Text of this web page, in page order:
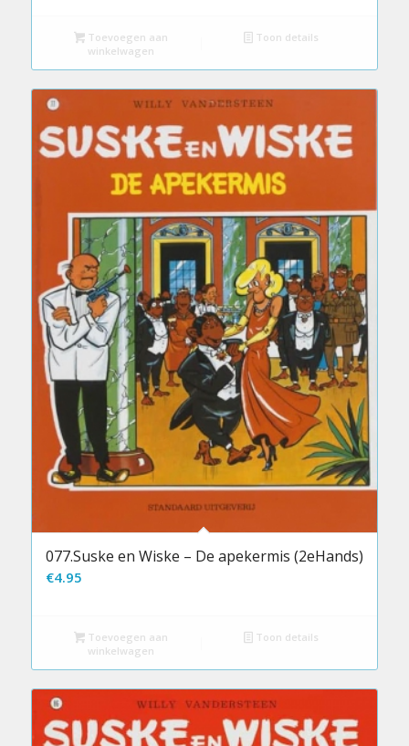
Toevoegen aan
winkelwagen
Toon details
077.Suske en Wiske – De apekermis (2eHands)
€4.95
Toevoegen aan
winkelwagen
Toon details